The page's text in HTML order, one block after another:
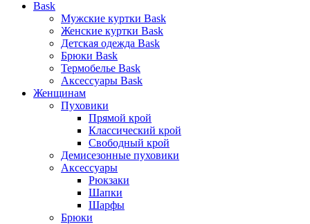
Bask
Мужские куртки Bask
Женские куртки Bask
Детская одежда Bask
Брюки Bask
Термобелье Bask
Аксессуары Bask
Женщинам
Пуховики
Прямой крой
Классический крой
Свободный крой
Демисезонные пуховики
Аксессуары
Рюкзаки
Шапки
Шарфы
Брюки